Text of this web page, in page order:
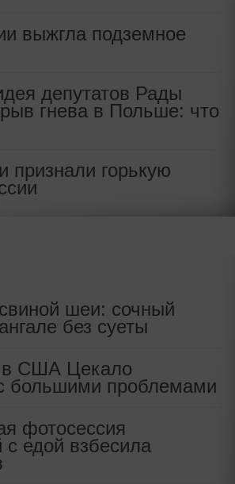
выжгла подземное
депутатов Рады
гнева в Польше: что
признали горькую
шеи: сочный
без суеты
США Цекало
большими проблемами
фотосессия
едой взбесила